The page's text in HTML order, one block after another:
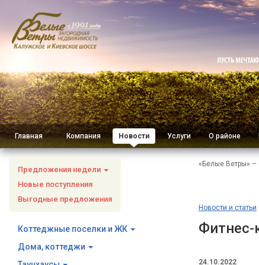
Главная Компания Новости Услуги О районе
Предложения недели
Новые поступления
Выгодные предложения
Коттеджные поселки и ЖК
Дома, коттеджи
«Белые Ветры» –
Новости и статьи
Фитнес-
24.10.2022